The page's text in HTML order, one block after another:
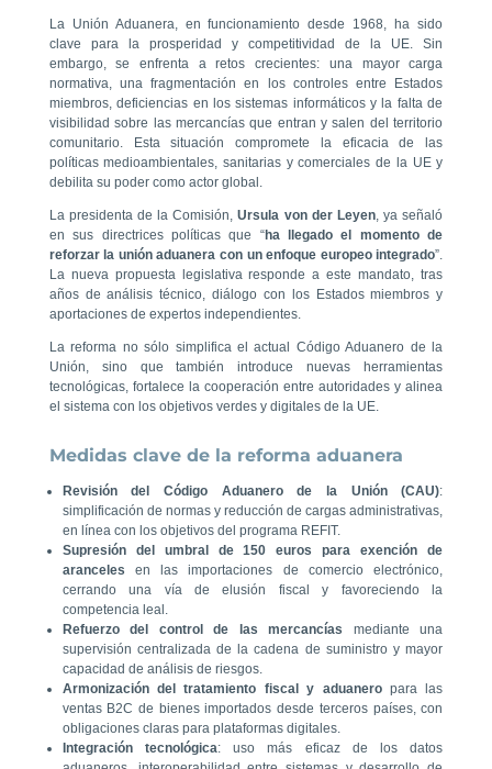
La Unión Aduanera, en funcionamiento desde 1968, ha sido
clave para la prosperidad y competitividad de la UE. Sin
embargo, se enfrenta a retos crecientes: una mayor carga
normativa, una fragmentación en los controles entre Estados
miembros, deficiencias en los sistemas informáticos y la falta de
visibilidad sobre las mercancías que entran y salen del territorio
comunitario. Esta situación compromete la eficacia de las
políticas medioambientales, sanitarias y comerciales de la UE y
debilita su poder como actor global.
La presidenta de la Comisión, Ursula von der Leyen, ya señaló
en sus directrices políticas que “ha llegado el momento de
reforzar la unión aduanera con un enfoque europeo integrado”.
La nueva propuesta legislativa responde a este mandato, tras
años de análisis técnico, diálogo con los Estados miembros y
aportaciones de expertos independientes.
La reforma no sólo simplifica el actual Código Aduanero de la
Unión, sino que también introduce nuevas herramientas
tecnológicas, fortalece la cooperación entre autoridades y alinea
el sistema con los objetivos verdes y digitales de la UE.
Medidas clave de la reforma aduanera
Revisión del Código Aduanero de la Unión (CAU):
simplificación de normas y reducción de cargas administrativas,
en línea con los objetivos del programa REFIT.
Supresión del umbral de 150 euros para exención de
aranceles en las importaciones de comercio electrónico,
cerrando una vía de elusión fiscal y favoreciendo la
competencia leal.
Refuerzo del control de las mercancías mediante una
supervisión centralizada de la cadena de suministro y mayor
capacidad de análisis de riesgos.
Armonización del tratamiento fiscal y aduaneropara las
ventas B2C de bienes importados desde terceros países, con
obligaciones claras para plataformas digitales.
Integración tecnológica: uso más eficaz de los datos